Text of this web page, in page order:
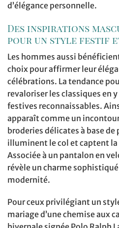
d’élégance personnelle.
Des inspirations
pour un style festif
Les hommes aussi
choix pour affirmer leur
célébrations. La tendance
revaloriser les classiques en
festives reconnaissables.
apparaît comme un
broderies délicates à base
illuminent le col et captent la
Associée à un pantalon en
révèle un charme
modernité.
Pour ceux privilégiant un
mariage d’une chemise aux